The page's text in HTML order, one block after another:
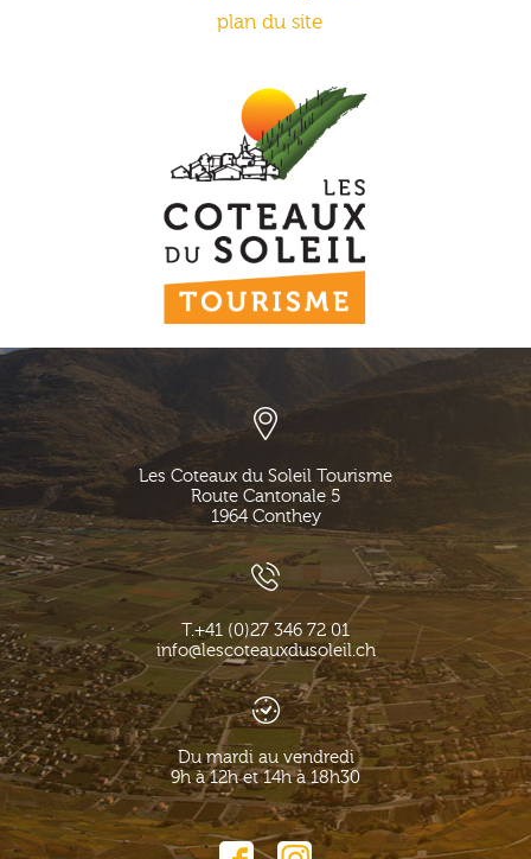
plan du site
Les Coteaux du Soleil Tourisme
Route Cantonale 5
1964 Conthey
T.+41 (0)27 346 72 01
info@lescoteauxdusoleil.ch
Du mardi au vendredi
9h à 12h et 14h à 18h30